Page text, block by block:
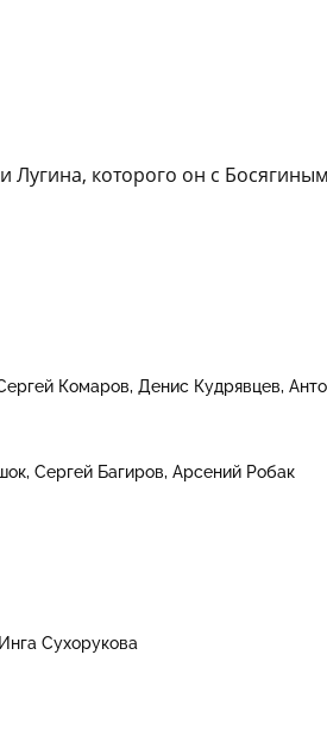
которого он с
Комаров Денис Кудрявцев
Сергей Багиров Арсений Робак
Инга Сухорукова